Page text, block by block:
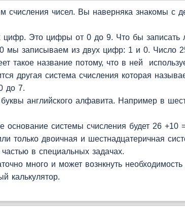
чисел. Вы наверняка знакомы с
Это цифры от 0 до 9. Что бы
мы записываем из двух цифр: 1 и 0. Число
такое название потому, что в ней
другая система счисления которая
до 7.
английского алфавита. Например в
системы счисления будет 26 +10
только двоичная и шестнадцатеричная
в специальных задачах.
много и может вознкнуть
калькулятор.